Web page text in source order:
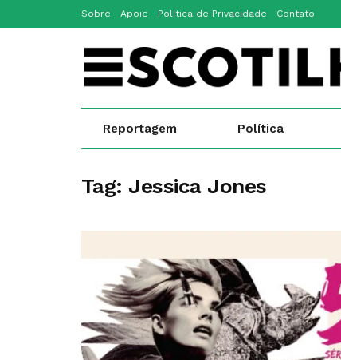
Sobre Apoie Política de Privacidade Contato
Reportagem Política
Tag: Jessica Jones